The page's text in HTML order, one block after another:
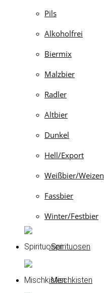
Pils
Alkoholfrei
Biermix
Malzbier
Radler
Altbier
Dunkel
Hell/Export
Weißbier/Weizen
Fassbier
Winter/Festbier
Spirituosen
Mischkisten